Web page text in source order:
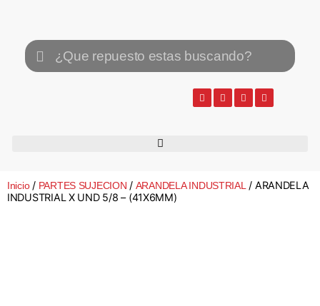
Inicio/ PARTES SUJECION / ARANDELA INDUSTRIAL / ARANDELA
INDUSTRIAL X UND 5/8 – (41X6MM)